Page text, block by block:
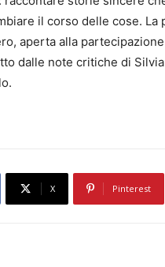
il corso delle cose. La
aperta alla
dalle note critiche di Silvia
X Pinterest